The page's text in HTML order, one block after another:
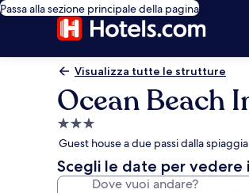
Passa alla sezione principale della pagina
Visualizza tutte le strutture
Ocean Beach
Struttura
a
3.0
stelle
Guest house a due passi dalla
Scegli le date per vedere
Dove vuoi andare?